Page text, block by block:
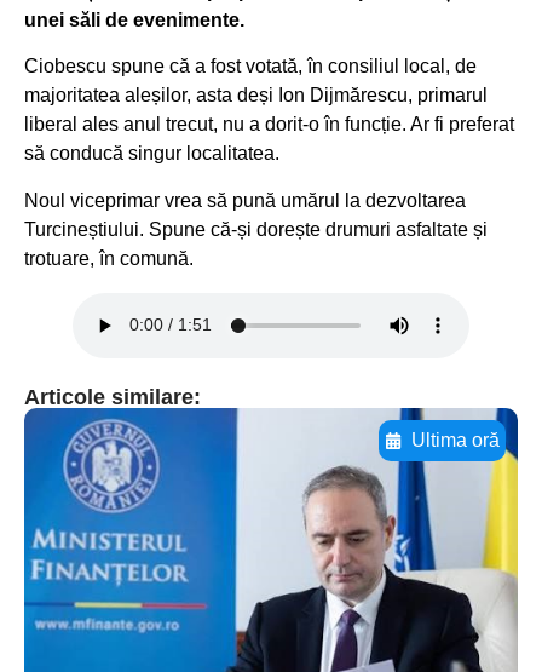
unei săli de evenimente.
Ciobescu spune că a fost votată, în consiliul local, de
majoritatea aleșilor, asta deși Ion Dijmărescu, primarul
liberal ales anul trecut, nu a dorit-o în funcție. Ar fi preferat
să conducă singur localitatea.
Noul viceprimar vrea să pună umărul la dezvoltarea
Turcineștiului. Spune că-și dorește drumuri asfaltate și
trotuare, în comună.
Articole similare:
Ultima oră
Adaugă aici textul pentru
subtitluAdaugă aici
textul pentru
subtitluAdaugă aici
textul pentru